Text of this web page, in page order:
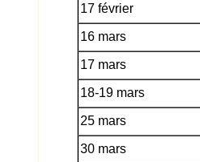
17 février
16 mars
17 mars
18-19 mars
25 mars
30 mars